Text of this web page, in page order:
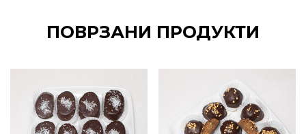
ПОВРЗАНИ ПРОДУКТИ